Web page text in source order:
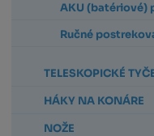
AKU (batériové)
Ručné
TELESKOPICKÉ
HÁKY NA KONÁRE
NOŽE